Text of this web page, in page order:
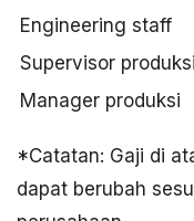
Engineering staff
Supervisor produksi
Manager produksi
*Catatan: Gaji di
dapat berubah